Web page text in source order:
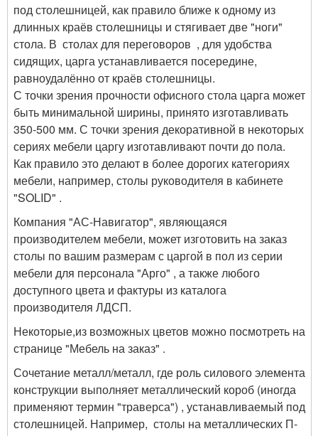
под столешницей, как правило ближе к одному из
длинных краёв столешницы и стягивает две "ноги"
стола. В столах для переговоров , для удобства
сидящих, царга устанавливается посередине,
равноудалённо от краёв столешницы.
С точки зрения прочности офисного стола царга может
быть минимальной ширины, принято изготавливать
350-500 мм. С точки зрения декоративной в некоторых
сериях мебели царгу изготавливают почти до пола.
Как правило это делают в более дорогих категориях
мебели, например, столы руководителя в кабинете
"SOLID" .
Компания "АС-Навигатор", являющаяся
производителем мебели, может изготовить на заказ
столы по вашим размерам с царгой в пол из серии
мебели для персонала "Арго" , а также любого
доступного цвета и фактуры из каталога
производителя ЛДСП.
Некоторые,из возможных цветов можно посмотреть на
странице "Мебель на заказ" .
Сочетание металл/металл, где роль силового элемента
конструкции выполняет металлический короб (иногда
применяют термин "траверса") , устанавливаемый под
столешницей. Например, столы на металлических П-